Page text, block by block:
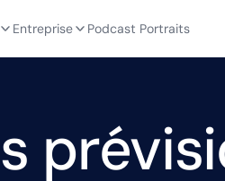
Entreprise Podcast Portraits